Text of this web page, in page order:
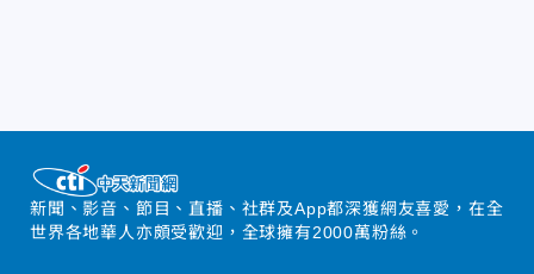
新聞、影音、節目、直播、社群及App都深獲網友喜愛，在全
世界各地華人亦頗受歡迎，全球擁有2000萬粉絲。